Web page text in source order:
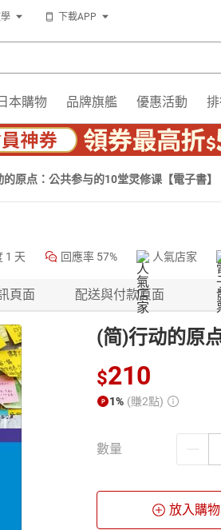
下載APP
日本購物 品牌旗艦 優惠活動
的原点：公共参与的10堂灵修课【電子書】
1 天 回應率 57% 人氣店家
頁面 配送與付款頁面
(简)行动的原
$210
1% (賺2點)
數量
放入購